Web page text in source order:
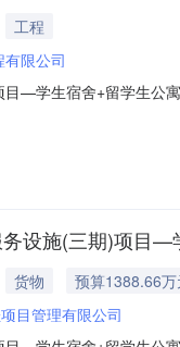
工程
限公司
—学生宿舍+留学生公
在海南省海口市美兰
设施(三期)项目
货物
预算1388.66
目管理有限公司